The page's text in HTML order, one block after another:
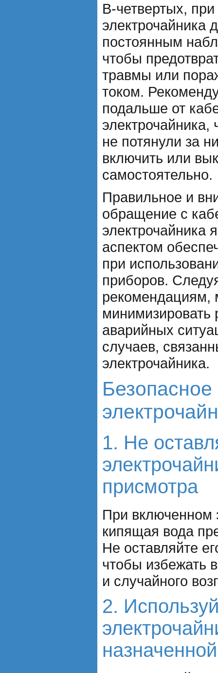
В-четвертых,
электрочайника
постоянным
чтобы
травмы или
током.
подальше от
не потянули за
включить или
самостоятельно.
Правильное и
обращение с
электрочайника
аспектом
при
приборов.
рекомендациям,
минимизировать
аварийных
случаев,
электрочайника.
1. Не
присмотра
При включенном
кипящая вода
Не оставляйте
чтобы избежать
и случайного
2.